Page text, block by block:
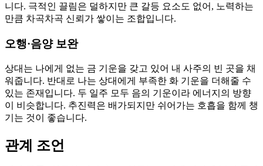
니다. 극적인 끌림은 덜하지만 큰 갈등 요소도 없어, 노력하는
만큼 차곡차곡 신뢰가 쌓이는 조합입니다.
오행·음양 보완
상대는 나에게 없는 금 기운을 갖고 있어 내 사주의 빈 곳을 채
워줍니다. 반대로 나는 상대에게 부족한 화 기운을 더해줄 수
있는 존재입니다. 두 일주 모두 음의 기운이라 에너지의 방향
이 비슷합니다. 추진력은 배가되지만 쉬어가는 호흡을 함께 챙
기는 것이 좋습니다.
관계 조언